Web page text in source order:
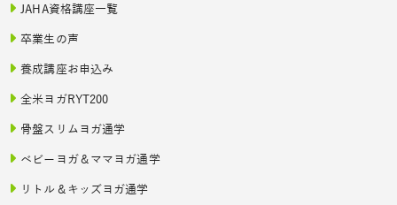
JAHA資格講座一覧
卒業生の声
養成講座お申込み
全米ヨガRYT200
骨盤スリムヨガ通学
ベビーヨガ＆ママヨガ通学
リトル＆キッズヨガ通学